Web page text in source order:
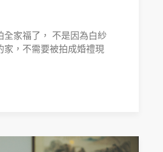
全家福了， 不是因為白紗
家，不需要被拍成婚禮現